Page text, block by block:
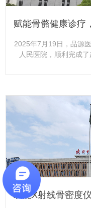
2025年7月19日，品源
人民医院，顺利完成